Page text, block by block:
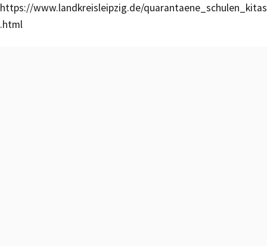
https://www.landkreisleipzig.de/quarantaene_schulen_kitas
.html